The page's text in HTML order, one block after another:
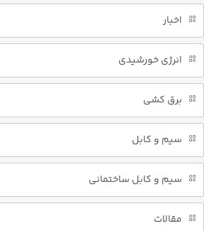
اخبار
انرژی خورشیدی
برق کشی
سیم و کابل
سیم و کابل ساختمانی
مقالات